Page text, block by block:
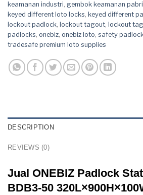
keamanan industri, gembok keamanan
keyed different loto locks, keyed different
lockout padlock, lockout tagout, lockout
padlocks, onebiz, onebiz loto, safety
tradesafe premium loto supplies
DESCRIPTION
REVIEWS (0)
Jual ONEBIZ Padlock
BDB3-50